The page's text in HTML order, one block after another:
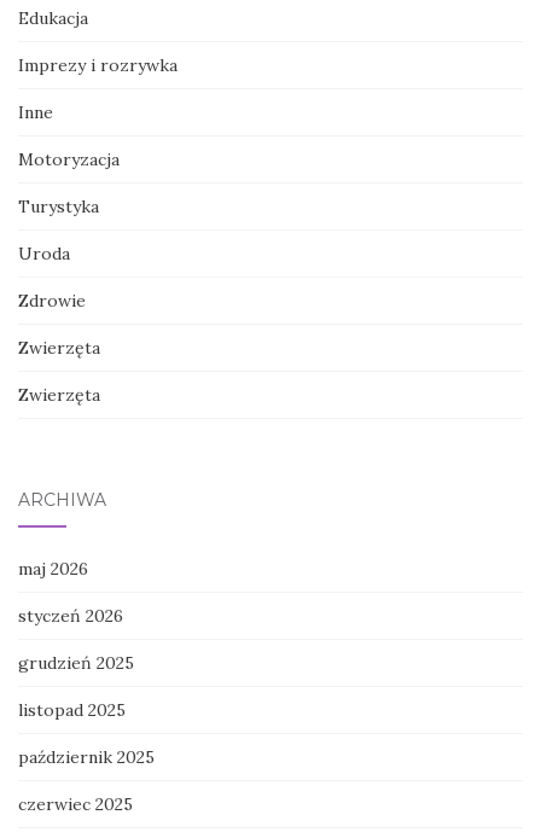
Edukacja
Imprezy i rozrywka
Inne
Motoryzacja
Turystyka
Uroda
Zdrowie
Zwierzęta
Zwierzęta
ARCHIWA
maj 2026
styczeń 2026
grudzień 2025
listopad 2025
październik 2025
czerwiec 2025